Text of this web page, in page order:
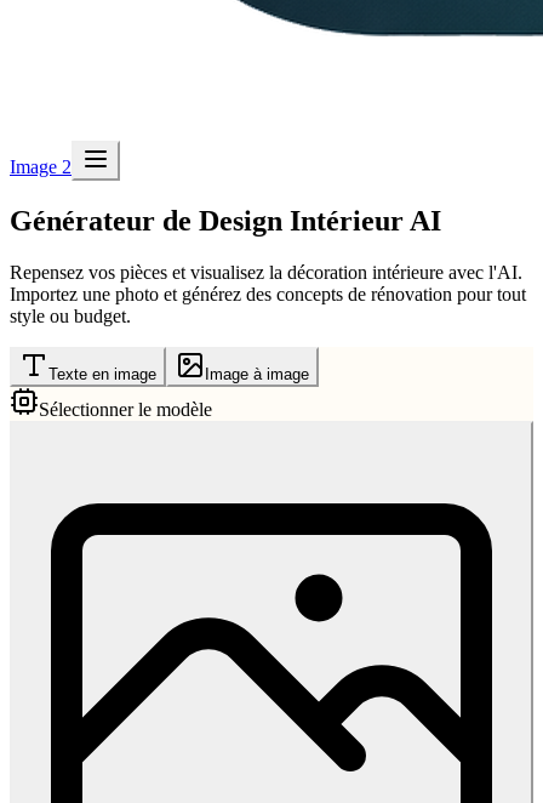
Image 2
Générateur de Design Intérieur AI
Repensez vos pièces et visualisez la décoration intérieure avec l'AI.
Importez une photo et générez des concepts de rénovation pour tout
style ou budget.
Texte en image Image à image
Sélectionner le modèle